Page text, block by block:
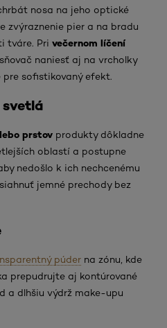
nosa na jeho optické
zvýraznenie pier a na bradu
tváre. Pri večernom líčení
naniesť aj na vrcholky
sofistikovaný efekt.
prstov produkty dôkladne
oblastí a postupne
nedošlo k ich nechcenému
jemné prechody bez
púder na zónu, kde
prepudrujte aj kontúrované
a dlhšiu výdrž make-upu